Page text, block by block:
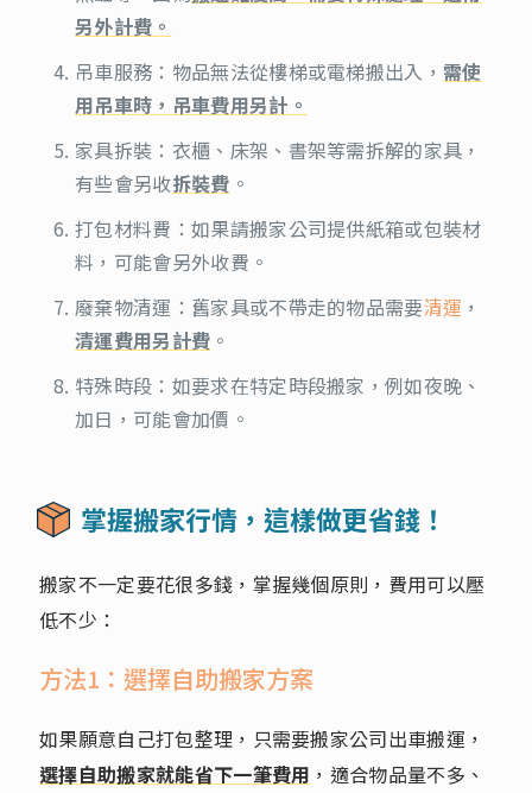
另外計費。
吊車服務：物品無法從樓梯或電梯搬出入， 需使
用吊車時，吊車費用另計。
家具拆裝：衣櫃、床架、書架等需拆解的家具，
有些會另收拆裝費 。
打包材料費：如果請搬家公司提供紙箱或包裝材
料，可能會另外收費。
廢棄物清運：舊家具或不帶走的物品需要清運 ，
清運費用另計費 。
特殊時段：如要求在特定時段搬家，例如夜晚、
加日，可能會加價。
掌握搬家行情，這樣做更省錢！
搬家不一定要花很多錢，掌握幾個原則，費用可以壓
低不少：
方法1：選擇自助搬家方案
如果願意自己打包整理，只需要搬家公司出車搬運，
選擇自助搬家就能省下一筆費用 ，適合物品量不多、